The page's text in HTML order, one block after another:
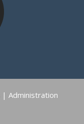
| Administration